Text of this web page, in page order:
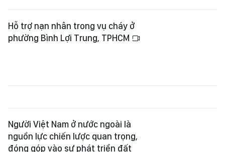
Hỗ trợ nạn nhân trong vụ cháy ở
phường Bình Lợi Trung, TPHCM
Người Việt Nam ở nước ngoài là
nguồn lực chiến lược quan trọng,
đóng góp vào sự phát triển đất